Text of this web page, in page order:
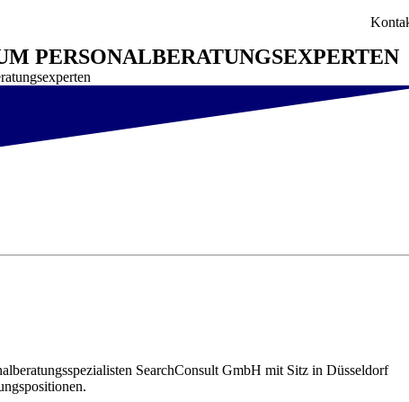
PERSONALBERATUNGSEXPERTEN
SearchConsult GmbH mit Sitz in Düsseldorf